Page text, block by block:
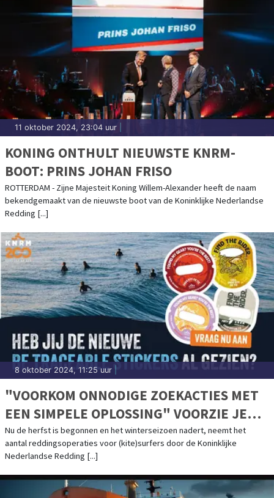
11 oktober 2024, 23:04 uur
KONING ONTHULT NIEUWSTE KNRM-
BOOT: PRINS JOHAN FRISO
ROTTERDAM - Zijne Majesteit Koning Willem-Alexander heeft de naam
bekendgemaakt van de nieuwste boot van de Koninklijke Nederlandse
Redding [...]
8 oktober 2024, 11:25 uur
"VOORKOM ONNODIGE ZOEKACTIES MET
EEN SIMPELE OPLOSSING" VOORZIE JE
SURFSPULLEN VAN BETRACEABLE
STICKERS
Nu de herfst is begonnen en het winterseizoen nadert, neemt het
aantal reddingsoperaties voor (kite)surfers door de Koninklijke
Nederlandse Redding [...]